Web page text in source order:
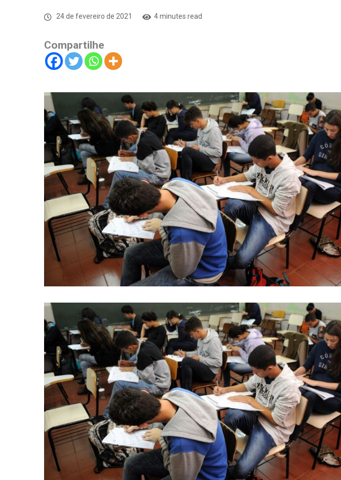
24 de fevereiro de 2021 4 minutes read
Compartilhe